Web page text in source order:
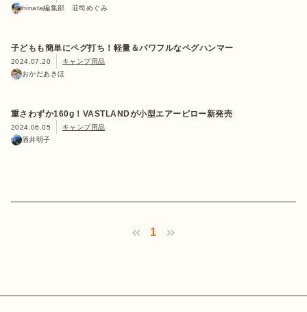
hinata編集部 荘司めぐみ
子どもも簡単にペグ打ち！軽量＆パワフルなペグハンマー
2024.07.20
キャンプ用品
おかだあきほ
重さわずか160g！VASTLANDが小型エアーピロー新発売
2024.06.05
キャンプ用品
酒井明子
1